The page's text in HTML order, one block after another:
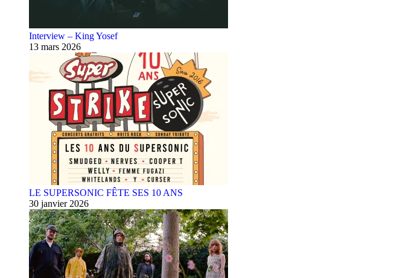
Interview – King Yosef
13 mars 2026
LE SUPERSONIC FÊTE SES 10 ANS
30 janvier 2026